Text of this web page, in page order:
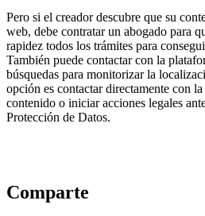
Pero si el creador descubre que su
web, debe contratar un abogado para
rapidez todos los trámites para
También puede contactar con la
búsquedas para monitorizar la
opción es contactar directamente con
contenido o iniciar acciones legales
Protección de Datos.
Comparte